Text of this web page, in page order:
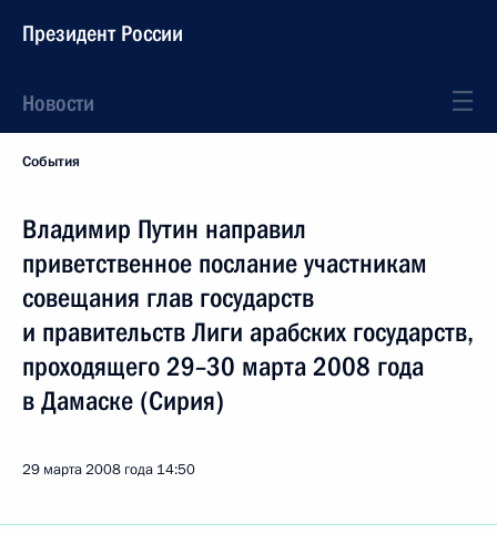
Президент России
Новости
События
Владимир Путин направил
приветственное послание участникам
совещания глав государств
и правительств Лиги арабских государств,
проходящего 29–30 марта 2008 года
в Дамаске (Сирия)
29 марта 2008 года 14:50